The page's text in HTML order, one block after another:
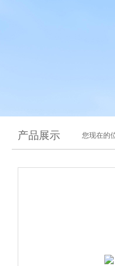
产品展示 您现在的